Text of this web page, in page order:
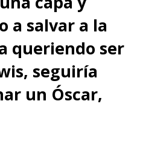
a salvar a la
queriendo ser
seguiría
un Óscar,